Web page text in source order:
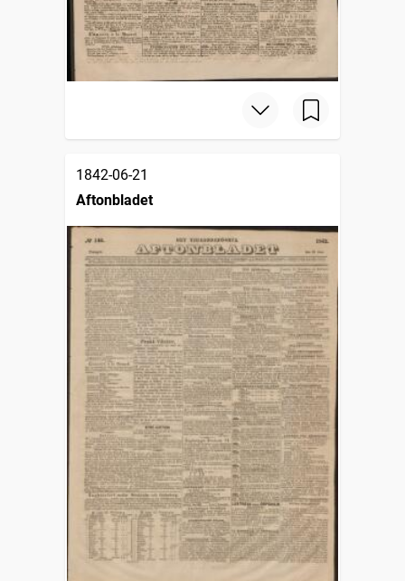
1842-06-21
Aftonbladet